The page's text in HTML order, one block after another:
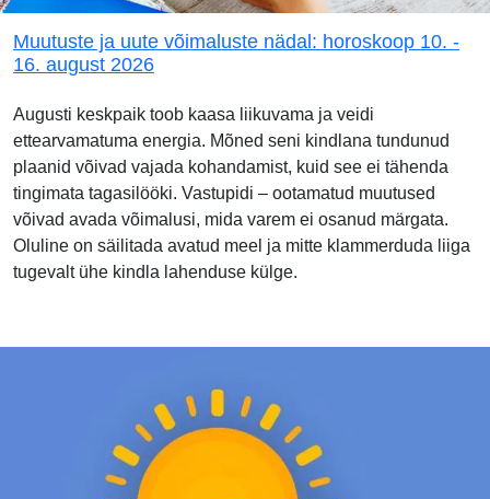
Muutuste ja uute võimaluste nädal: horoskoop 10. -
16. august 2026
Augusti keskpaik toob kaasa liikuvama ja veidi
ettearvamatuma energia. Mõned seni kindlana tundunud
plaanid võivad vajada kohandamist, kuid see ei tähenda
tingimata tagasilööki. Vastupidi – ootamatud muutused
võivad avada võimalusi, mida varem ei osanud märgata.
Oluline on säilitada avatud meel ja mitte klammerduda liiga
tugevalt ühe kindla lahenduse külge.